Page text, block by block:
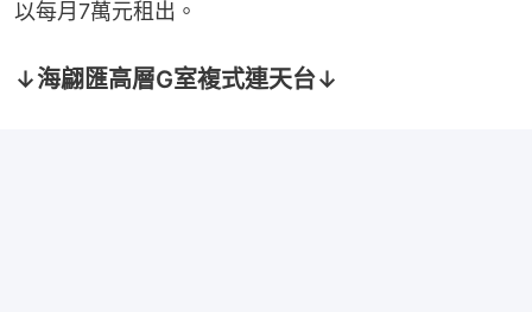
以每月7萬元租出。
↓海翩匯高層G室複式連天台↓